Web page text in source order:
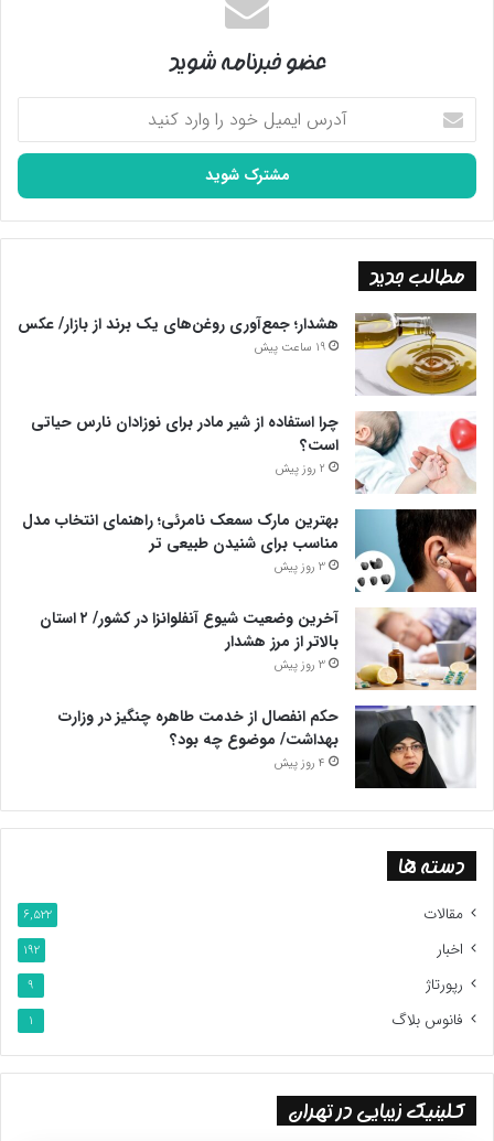
عضو خبرنامه شوید
آدرس
ایمیل
خود
وارد
کنید
مطالب جدید
هشدار؛ جمع‌آوری روغن‌های یک برند از بازار/ عکس
19 ساعت پیش
چرا استفاده از شیر مادر برای نوزادان نارس حیاتی
است؟
2 روز پیش
بهترین مارک سمعک نامرئی؛ راهنمای انتخاب مدل
مناسب برای شنیدن طبیعی تر
3 روز پیش
آخرین وضعیت شیوع آنفلوانزا در کشور/ ۲ استان
بالاتر از مرز هشدار
3 روز پیش
حکم انفصال از خدمت طاهره چنگیز در وزارت
بهداشت/ موضوع چه بود؟
4 روز پیش
دسته ها
مقالات 6,522
اخبار 192
رپورتاژ 9
فانوس بلاگ 1
کلینیک زیبایی در تهران